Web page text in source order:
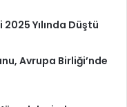
2025 Yılında Düştü
Avrupa Birliği’nde